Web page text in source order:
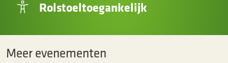
Rolstoeltoegankelijk
Meer evenementen